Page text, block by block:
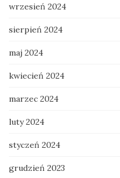
wrzesień 2024
sierpień 2024
maj 2024
kwiecień 2024
marzec 2024
luty 2024
styczeń 2024
grudzień 2023